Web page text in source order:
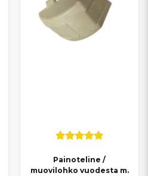
Painoteline /
muovilohko vuodesta m.